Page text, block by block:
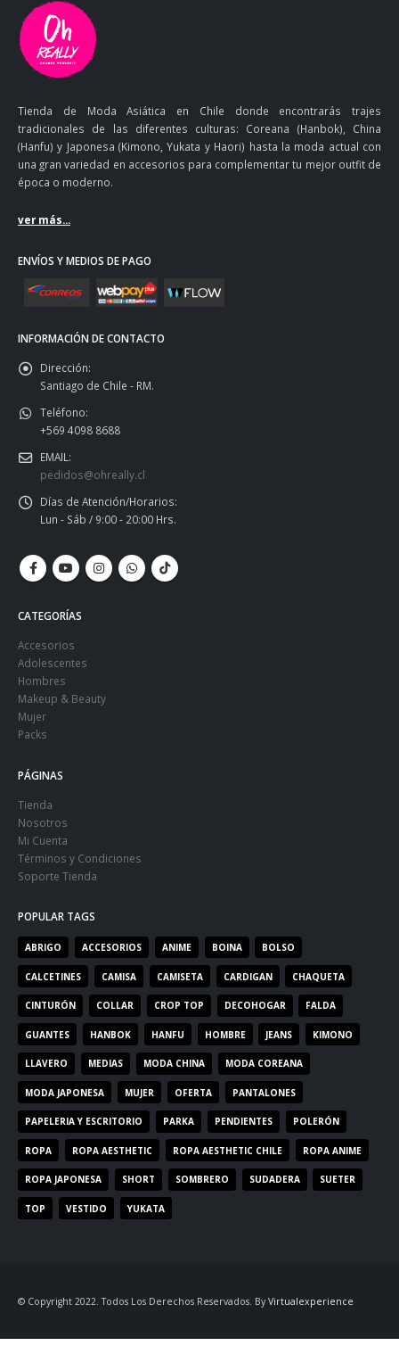
Tienda de Moda Asiática en Chile donde encontrarás trajes
tradicionales de las diferentes culturas: Coreana (Hanbok), China
(Hanfu) y Japonesa (Kimono, Yukata y Haori) hasta la moda actual con
una gran variedad en accesorios para complementar tu mejor outfit de
época o moderno.
ver más...
ENVÍOS Y MEDIOS DE PAGO
INFORMACIÓN DE CONTACTO
Dirección:
Santiago de Chile - RM.
Teléfono:
+569 4098 8688
EMAIL:
pedidos@ohreally.cl
Días de Atención/Horarios:
Lun - Sáb / 9:00 - 20:00 Hrs.
CATEGORÍAS
Accesorios
Adolescentes
Hombres
Makeup & Beauty
Mujer
Packs
PÁGINAS
Tienda
Nosotros
Mi Cuenta
Términos y Condiciones
Soporte Tienda
POPULAR TAGS
ABRIGO ACCESORIOS ANIME BOINA BOLSO
CALCETINES CAMISA CAMISETA CARDIGAN CHAQUETA
CINTURÓN COLLAR CROP TOP DECOHOGAR FALDA
GUANTES HANBOK HANFU HOMBRE JEANS KIMONO
LLAVERO MEDIAS MODA CHINA MODA COREANA
MODA JAPONESA MUJER OFERTA PANTALONES
PAPELERIA Y ESCRITORIO PARKA PENDIENTES POLERÓN
ROPA ROPA AESTHETIC ROPA AESTHETIC CHILE ROPA ANIME
ROPA JAPONESA SHORT SOMBRERO SUDADERA SUETER
TOP VESTIDO YUKATA
© Copyright 2022. Todos Los Derechos Reservados. By Virtualexperience